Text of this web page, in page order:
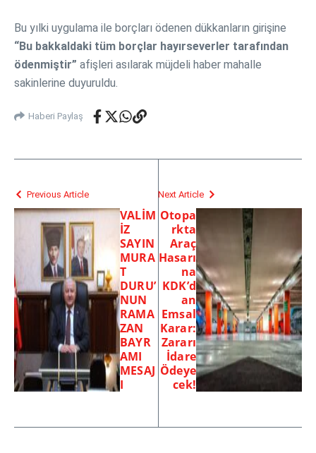
Bu yılki uygulama ile borçları ödenen dükkanların girişine
“Bu bakkaldaki tüm borçlar hayırseverler tarafından
ödenmiştir” afişleri asılarak müjdeli haber mahalle
sakinlerine duyuruldu.
Haberi Paylaş
Previous Article
VALİM
İZ
SAYIN
MURA
T
DURU’
NUN
RAMA
ZAN
BAYR
AMI
MESAJ
I
Next Article
Otopa
rkta
Araç
Hasarı
na
KDK’d
an
Emsal
Karar:
Zararı
İdare
Ödeye
cek!